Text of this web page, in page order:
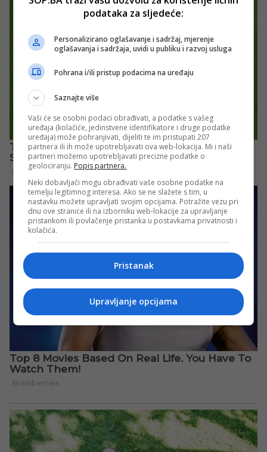
podataka za sljedeće:
Personalizirano oglašavanje i sadržaj, mjerenje
oglašavanja i sadržaja, uvidi u publiku i razvoj usluga
Pohrana i/ili pristup podacima na uređaju
Saznajte više
Vaši će se osobni podaci obrađivati, a podatke s vašeg
uređaja (kolačiće, jedinstvene identifikatore i druge podatke
uređaja) može pohranjivati, dijeliti te im pristupati 207
partnera ili ih može upotrebljavati ova web-lokacija. Mi i naši
partneri možemo upotrebljavati precizne podatke o
geolociranju. Popis partnera.
Neki dobavljači mogu obrađivati vaše osobne podatke na
temelju legitimnog interesa. Ako se ne slažete s tim, u
nastavku možete upravljati svojim opcijama. Potražite vezu pri
dnu ove stranice ili na izborniku web-lokacije za upravljanje
pristankom ili povlačenje pristanka u postavkama privatnosti i
kolačića.
Pristanak
Upravljanje opcijama